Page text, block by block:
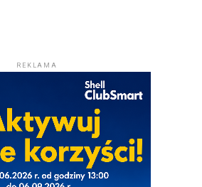
REKLAMA